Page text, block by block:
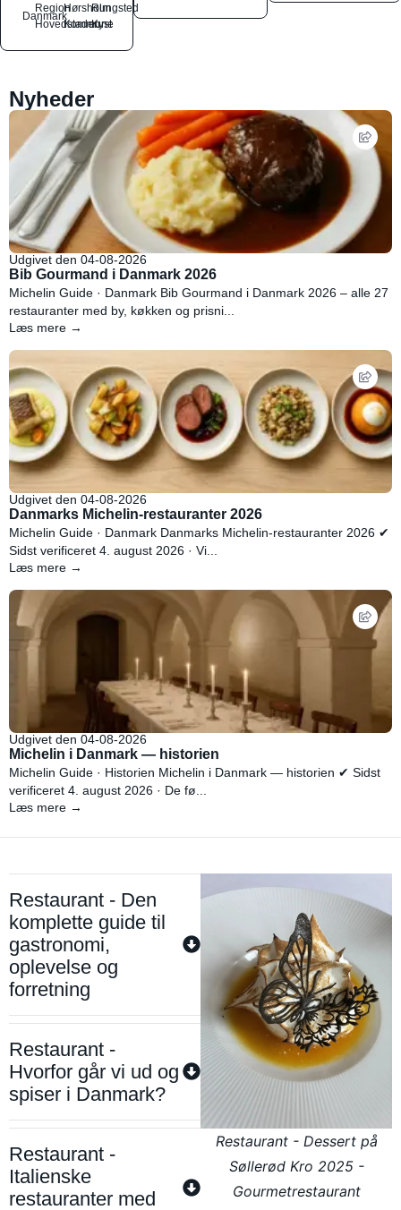
Danmark
Region
Hovedstaden
Hørsholm
Kommune
Rungsted
Kyst
Nyheder
Udgivet den 04-08-2026
Bib Gourmand i Danmark 2026
Michelin Guide · Danmark Bib Gourmand i Danmark 2026 – alle 27
restauranter med by, køkken og prisni...
Læs mere →
Udgivet den 04-08-2026
Danmarks Michelin-restauranter 2026
Michelin Guide · Danmark Danmarks Michelin-restauranter 2026 ✔
Sidst verificeret 4. august 2026 · Vi...
Læs mere →
Udgivet den 04-08-2026
Michelin i Danmark — historien
Michelin Guide · Historien Michelin i Danmark — historien ✔ Sidst
verificeret 4. august 2026 · De fø...
Læs mere →
Restaurant - Den
komplette guide til
gastronomi,
oplevelse og
forretning
Restaurant -
Hvorfor går vi ud og
spiser i Danmark?
Restaurant -
Italienske
restauranter med
Restaurant - Dessert på
Søllerød Kro 2025 -
Gourmetrestaurant